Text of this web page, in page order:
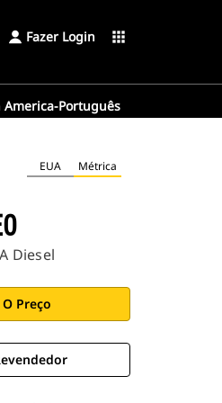
Fazer Login apps
America-Português
EUA Métrica
Diesel
Preço